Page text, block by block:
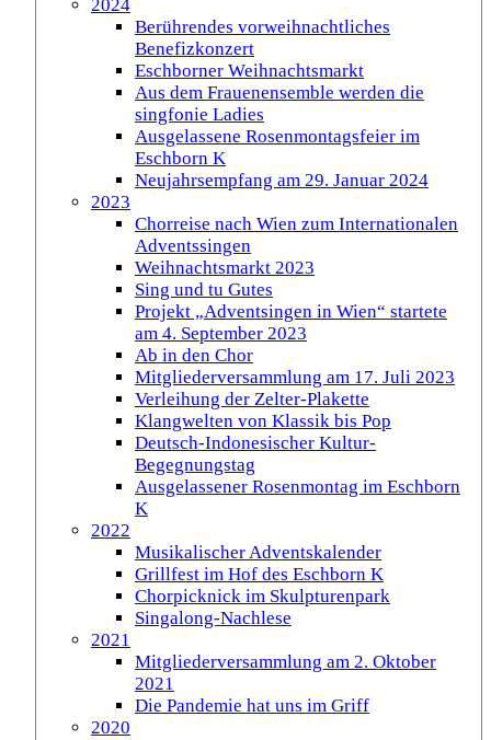
2024
Berührendes vorweihnachtliches
Benefizkonzert
Eschborner Weihnachtsmarkt
Aus dem Frauenensemble werden die
singfonie Ladies
Ausgelassene Rosenmontagsfeier im
Eschborn K
Neujahrsempfang am 29. Januar 2024
2023
Chorreise nach Wien zum Internationalen
Adventssingen
Weihnachtsmarkt 2023
Sing und tu Gutes
Projekt „Adventsingen in Wien“ startete
am 4. September 2023
Ab in den Chor
Mitgliederversammlung am 17. Juli 2023
Verleihung der Zelter-Plakette
Klangwelten von Klassik bis Pop
Deutsch-Indonesischer Kultur-
Begegnungstag
Ausgelassener Rosenmontag im Eschborn
K
2022
Musikalischer Adventskalender
Grillfest im Hof des Eschborn K
Chorpicknick im Skulpturenpark
Singalong-Nachlese
2021
Mitgliederversammlung am 2. Oktober
2021
Die Pandemie hat uns im Griff
2020